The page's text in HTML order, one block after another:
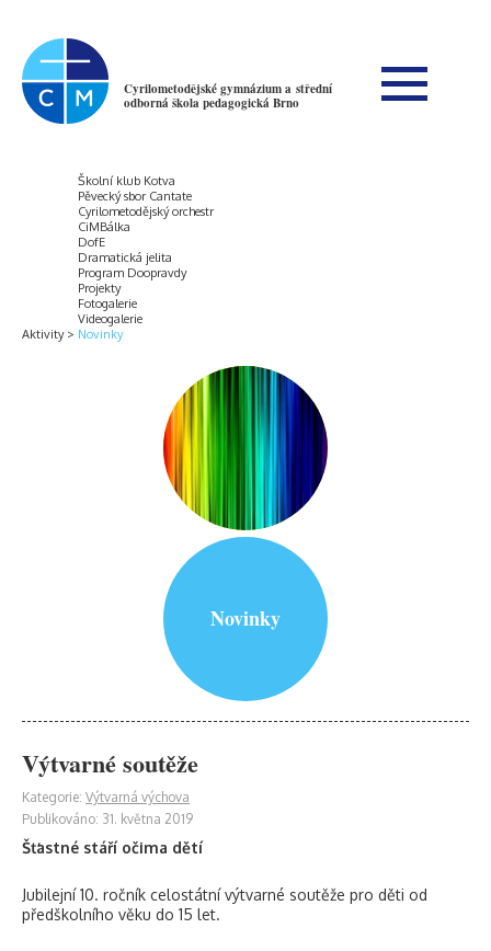
Cyrilometodějské gymnázium a střední
odborná škola pedagogická Brno
Aktivity
Školní klub Kotva
Pěvecký sbor Cantate
Cyrilometodějský orchestr
CiMBálka
DofE
Dramatická jelita
Program Doopravdy
Projekty
Fotogalerie
Videogalerie
Novinky
Novinky
Výtvarné soutěže
Kategorie: Výtvarná výchova
Publikováno: 31. května 2019
Šťastné stáří očima dětí
Jubilejní 10. ročník celostátní výtvarné soutěže pro děti od
předškolního věku do 15 let.